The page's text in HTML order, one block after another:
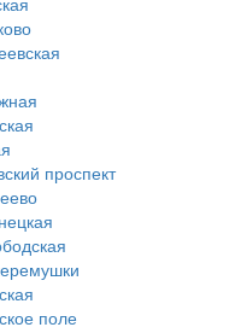
проспект
поле